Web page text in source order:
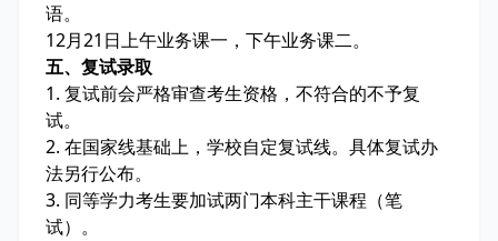
语。
12月21日上午业务课一，下午业务课二。
五、复试录取
1. 复试前会严格审查考生资格，不符合的不予复
试。
2. 在国家线基础上，学校自定复试线。具体复试办
法另行公布。
3. 同等学力考生要加试两门本科主干课程（笔
试）。